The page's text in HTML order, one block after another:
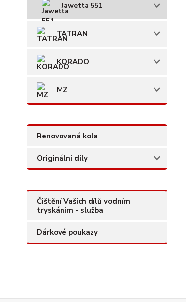
Jawetta 551
TATRAN
KORADO
MZ
Renovovaná kola
Originální díly
Čištění Vašich dílů vodním
tryskáním - služba
Dárkové poukazy